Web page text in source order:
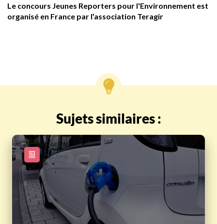
Le concours Jeunes Reporters pour l'Environnement est
organisé en France par l’association Teragir
Sujets similaires :